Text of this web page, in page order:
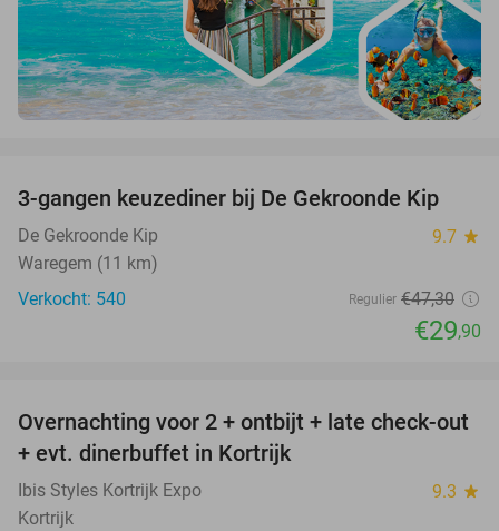
37%
3-gangen keuzediner bij De Gekroonde Kip
De Gekroonde Kip 9.7 star
Waregem (11 km)
Verkocht: 540
Regulier €47,30
€29,90
49%
Overnachting voor 2 + ontbijt + late check-out
+ evt. dinerbuffet in Kortrijk
Ibis Styles Kortrijk Expo 9.3 star
Kortrijk